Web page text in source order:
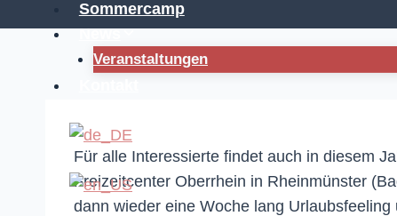
Sommercamp
News
Veranstaltungen
Für alle Interessierte findet auch in diesem
Freizeitcenter Oberrhein in Rheinmünster
dann wieder eine Woche lang